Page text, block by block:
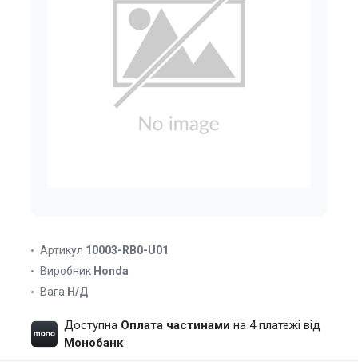
Артикул 10003-RB0-U01
Виробник Honda
Вага Н/Д
Доступна Оплата частинами на 4 платежі від
Монобанк